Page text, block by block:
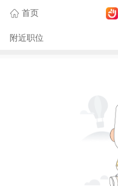
首页
附近职位